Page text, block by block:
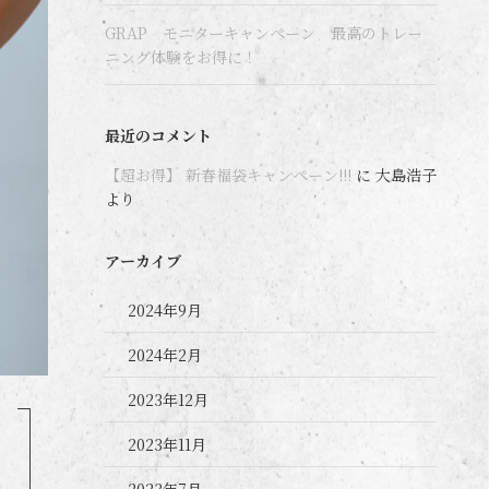
GRAP モニターキャンペーン 最高のトレー
ニング体験をお得に！
最近のコメント
【超お得】 新春福袋キャンペーン!!! に 大島浩子
より
アーカイブ
2024年9月
2024年2月
2023年12月
2023年11月